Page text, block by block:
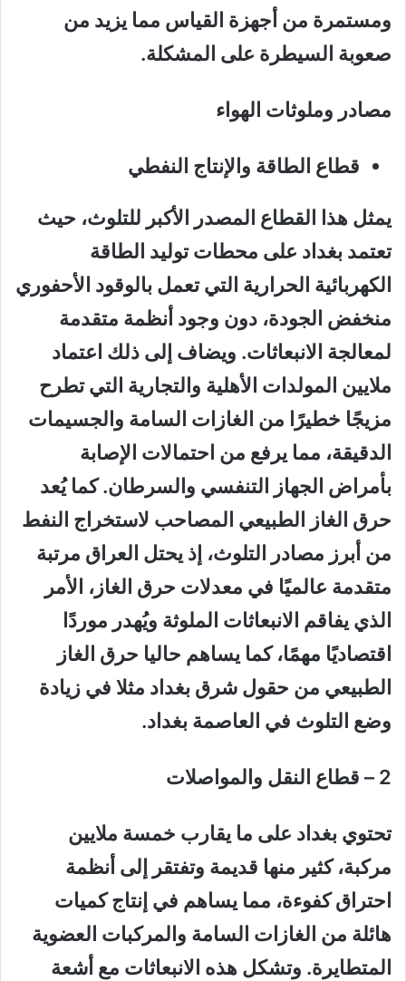
ومستمرة من أجهزة القياس مما يزيد من
صعوبة السيطرة على المشكلة.
مصادر وملوثات الهواء
قطاع الطاقة والإنتاج النفطي
يمثل هذا القطاع المصدر الأكبر للتلوث، حيث
تعتمد بغداد على محطات توليد الطاقة
الكهربائية الحرارية التي تعمل بالوقود الأحفوري
منخفض الجودة، دون وجود أنظمة متقدمة
لمعالجة الانبعاثات. ويضاف إلى ذلك اعتماد
ملايين المولدات الأهلية والتجارية التي تطرح
مزيجًا خطيرًا من الغازات السامة والجسيمات
الدقيقة، مما يرفع من احتمالات الإصابة
بأمراض الجهاز التنفسي والسرطان. كما يُعد
حرق الغاز الطبيعي المصاحب لاستخراج النفط
من أبرز مصادر التلوث، إذ يحتل العراق مرتبة
متقدمة عالميًا في معدلات حرق الغاز، الأمر
الذي يفاقم الانبعاثات الملوثة ويُهدر موردًا
اقتصاديًا مهمًا، كما يساهم حاليا حرق الغاز
الطبيعي من حقول شرق بغداد مثلا في زيادة
وضع التلوث في العاصمة بغداد.
2 – قطاع النقل والمواصلات
تحتوي بغداد على ما يقارب خمسة ملايين
مركبة، كثير منها قديمة وتفتقر إلى أنظمة
احتراق كفوءة، مما يساهم في إنتاج كميات
هائلة من الغازات السامة والمركبات العضوية
المتطايرة. وتشكل هذه الانبعاثات مع أشعة